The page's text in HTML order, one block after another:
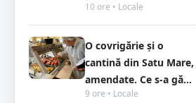
10 ore • Locale
O covrigărie și o
cantină din Satu Mare,
amendate. Ce s-a gă...
9 ore • Locale